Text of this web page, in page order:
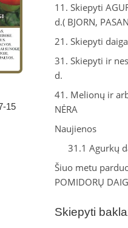
15
11. Skiepyti
d.( BJORN,
21. Skiepyti
31. Skiepyti ir
d.
41. Melionų ir
NĖRA
Naujienos
31.1 Agurkų
Šiuo metu
POMIDORŲ
Skiepyti